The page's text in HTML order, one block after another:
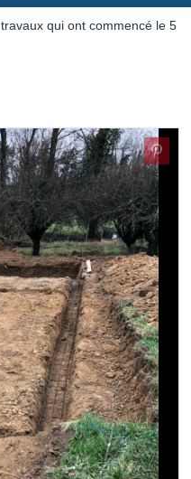
qui ont commencé le 5